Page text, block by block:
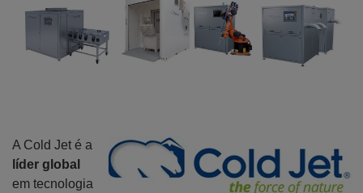
A Cold Jet é a
líder global
em tecnologia